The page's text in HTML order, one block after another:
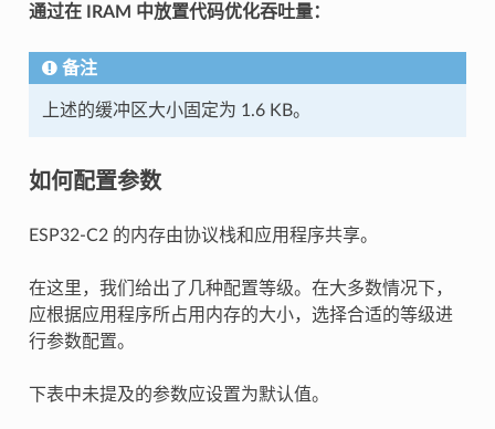
通过在 IRAM 中放置代码优化吞吐量：
备注
上述的缓冲区大小固定为 1.6 KB。
如何配置参数
ESP32-C2 的内存由协议栈和应用程序共享。
在这里，我们给出了几种配置等级。在大多数情况下，
应根据应用程序所占用内存的大小，选择合适的等级进
行参数配置。
下表中未提及的参数应设置为默认值。